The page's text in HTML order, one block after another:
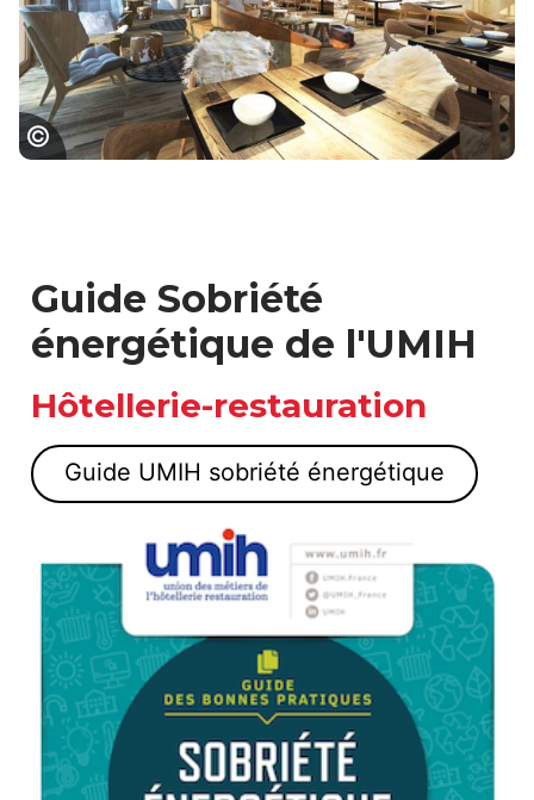
Guide Sobriété
énergétique de l'UMIH
Hôtellerie-restauration
Guide UMIH sobriété énergétique